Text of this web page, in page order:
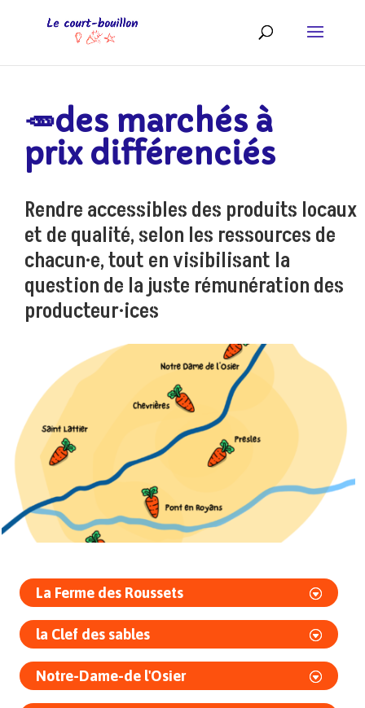
🥕des marchés à
prix différenciés
Rendre accessibles des produits locaux
et de qualité, selon les ressources de
chacun·e, tout en visibilisant la
question de la juste rémunération des
producteur·ices
La Ferme des Roussets
la Clef des sables
Notre-Dame-de l'Osier